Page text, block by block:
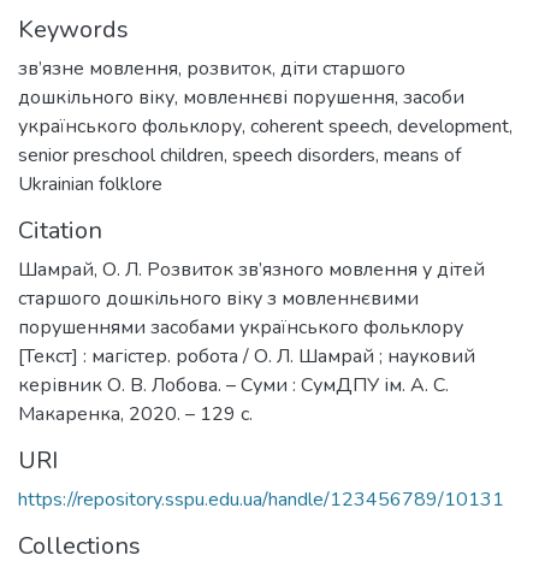
Keywords
зв’язне мовлення, розвиток, діти старшого
дошкільного віку, мовленнєві порушення, засоби
українського фольклору, coherent speech, development,
senior preschool children, speech disorders, means of
Ukrainian folklore
Citation
Шамрай, О. Л. Розвиток зв’язного мовлення у дітей
старшого дошкільного віку з мовленнєвими
порушеннями засобами українського фольклору
[Текст] : магістер. робота / О. Л. Шамрай ; науковий
керівник О. В. Лобова. – Суми : СумДПУ ім. А. С.
Макаренка, 2020. – 129 с.
URI
https://repository.sspu.edu.ua/handle/123456789/10131
Collections